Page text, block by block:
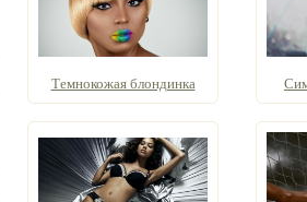
Темнокожая блондинка